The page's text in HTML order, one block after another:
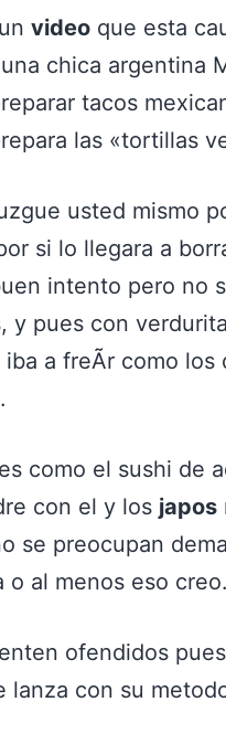
videoque esta
chica argentina
tacos
las «tortillas
usted mismo
si lo llegara a
intento pero no
y pues con
iba a freÃ­r como
como el sushi de
con el y los japos
se preocupan
o al menos eso creo.
ofendidos pues
lanza con su